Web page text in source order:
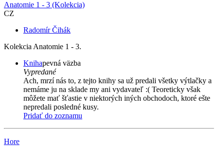
Anatomie 1 - 3 (Kolekcia)
CZ
Radomír Čihák
Kolekcia Anatomie 1 - 3.
Knihapevná väzba
Vypredané
Ach, mrzí nás to, z tejto knihy sa už predali všetky výtlačky a
nemáme ju na sklade my ani vydavateľ :( Teoreticky však
môžete mať šťastie v niektorých iných obchodoch, ktoré ešte
nepredali posledné kusy.
Pridať do zoznamu
Hore